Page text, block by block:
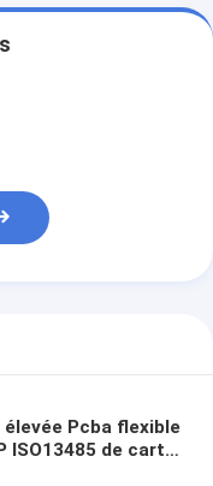
Pcba flexible
ISO13485 de carte